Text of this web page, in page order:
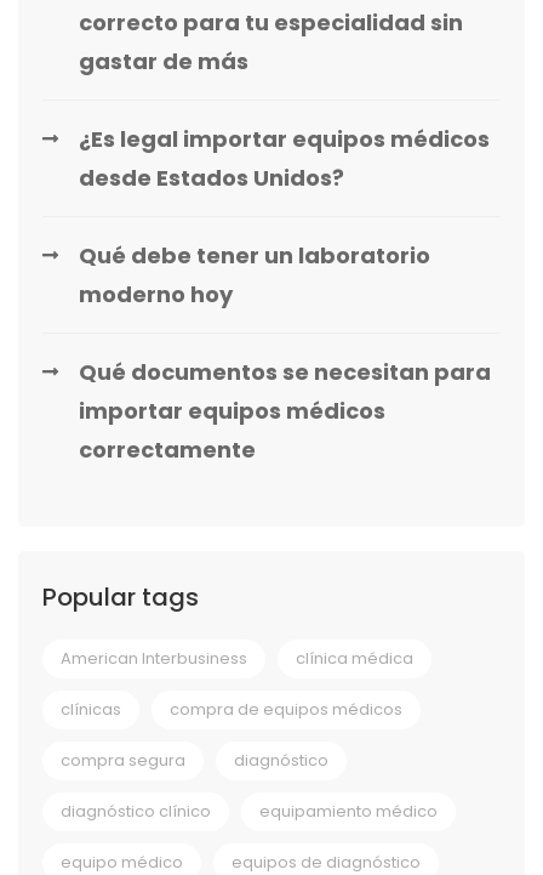
correcto para tu especialidad sin
gastar de más
¿Es legal importar equipos médicos
desde Estados Unidos?
Qué debe tener un laboratorio
moderno hoy
Qué documentos se necesitan para
importar equipos médicos
correctamente
Popular tags
American Interbusiness clínica médica
clínicas compra de equipos médicos
compra segura diagnóstico
diagnóstico clínico equipamiento médico
equipo médico equipos de diagnóstico